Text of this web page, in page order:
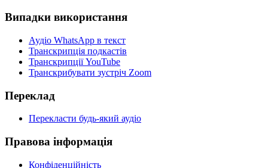
Випадки використання
Аудіо WhatsApp в текст
Транскрипція подкастів
Транскрипції YouTube
Транскрибувати зустріч Zoom
Переклад
Перекласти будь-який аудіо
Правова інформація
Конфіденційність